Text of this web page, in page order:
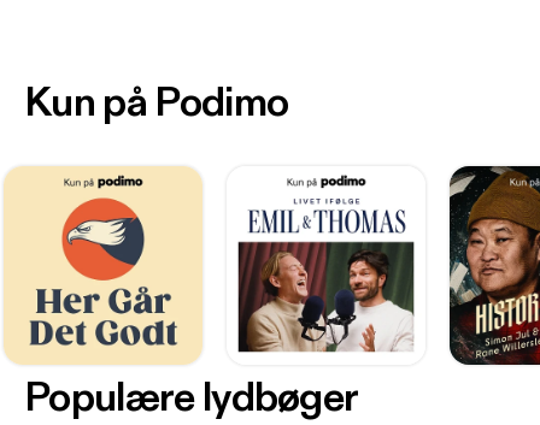
Kun på Podimo
Populære lydbøger